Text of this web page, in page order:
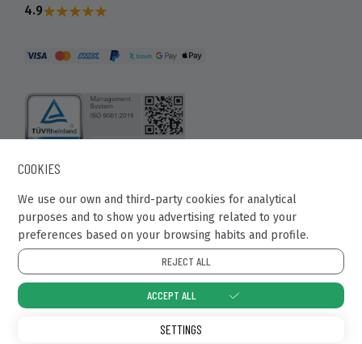
4.9
Recaball 2022
Calle Fragua, 20. Pol. Ind Los Rosales.
28932 - Móstoles (Madrid)
Privacy Policy
COOKIES
We use our own and third-party cookies for analytical
purposes and to show you advertising related to your
preferences based on your browsing habits and profile.
REJECT ALL
ACCEPT ALL
SETTINGS